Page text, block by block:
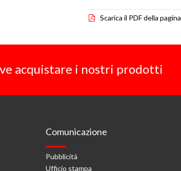
Scarica il PDF della pagina
acquistare i nostri prodotti
Comunicazione
Pubblicitá
Ufficio stampa